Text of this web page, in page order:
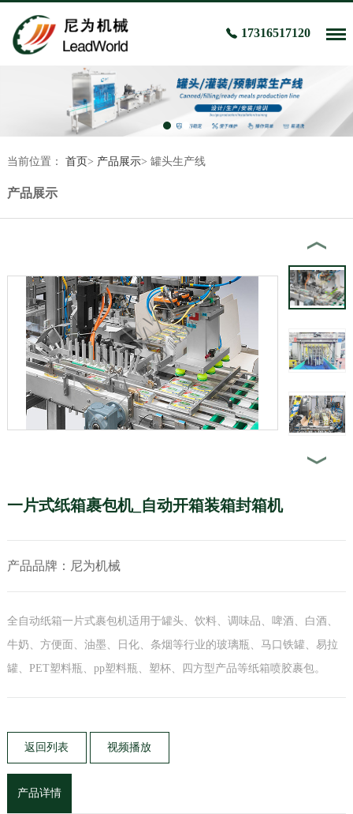
17316517120
当前位置： 首页> 产品展示> 罐头生产线
产品展示
一片式纸箱裹包机_自动开箱装箱封箱机
产品品牌：尼为机械
全自动纸箱一片式裹包机适用于罐头、饮料、调味品、啤酒、白酒、
牛奶、方便面、油墨、日化、条烟等行业的玻璃瓶、马口铁罐、易拉
罐、PET塑料瓶、pp塑料瓶、塑杯、四方型产品等纸箱喷胶裹包。
返回列表 视频播放
产品详情